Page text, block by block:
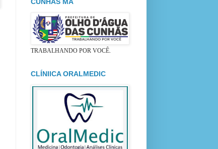
TRABALHANDO POR VOCÊ.
CLÍNIICA ORALMEDIC